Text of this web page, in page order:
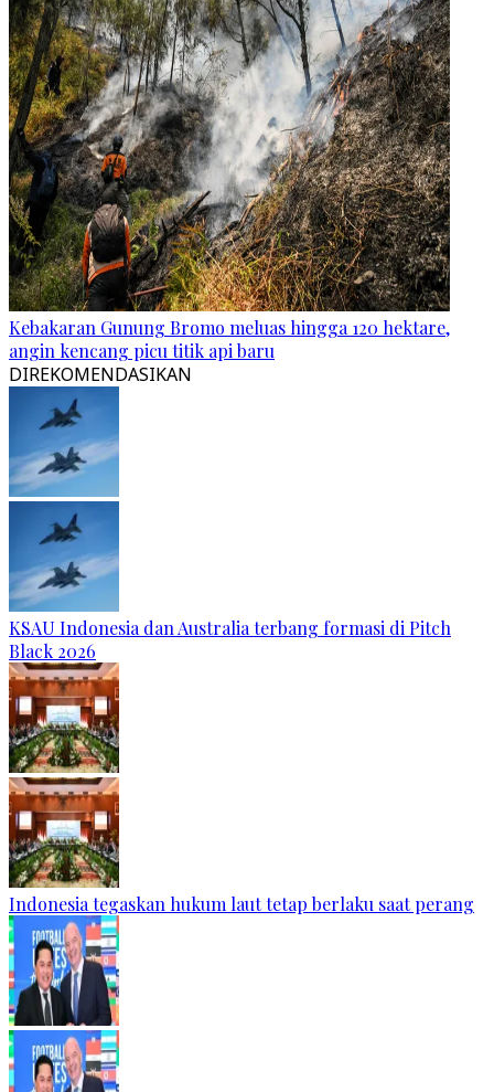
Kebakaran Gunung Bromo meluas hingga 120 hektare,
angin kencang picu titik api baru
DIREKOMENDASIKAN
KSAU Indonesia dan Australia terbang formasi di Pitch
Black 2026
Indonesia tegaskan hukum laut tetap berlaku saat perang